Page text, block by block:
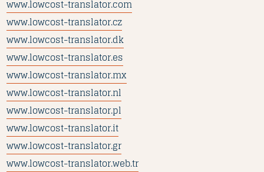
www.lowcost-translator.com
www.lowcost-translator.cz
www.lowcost-translator.dk
www.lowcost-translator.es
www.lowcost-translator.mx
www.lowcost-translator.nl
www.lowcost-translator.pl
www.lowcost-translator.it
www.lowcost-translator.gr
www.lowcost-translator.web.tr